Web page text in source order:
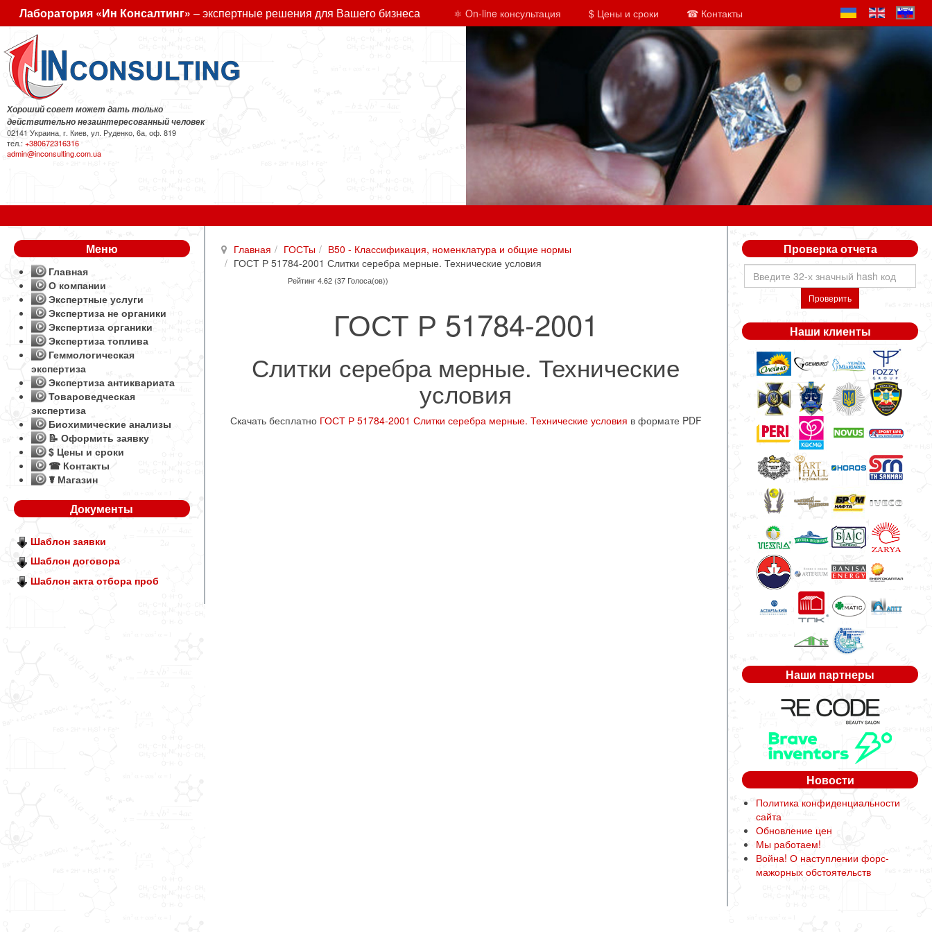
Лаборатория «Ин Консалтинг» – экспертные решения для Вашего бизнеса ⚛ On-line консультация $ Цены и сроки ☎ Контакты
Хороший совет может дать только
действительно незаинтересованный человек
02141 Украина, г. Киев, ул. Руденко, 6а, оф. 819
тел.:+380672316316
admin@inconsulting.com.ua
Главная ГОСТы
В50 - Классификация, номенклатура и общие нормы
ГОСТ Р 51784-2001 Слитки серебра мерные. Технические условия
Рейтинг 4.62 (37 Голоса(ов))
ГОСТ Р 51784-2001
Слитки серебра мерные. Технические
условия
Скачать бесплатно ГОСТ Р 51784-2001 Слитки серебра мерные. Технические условия в формате PDF
Меню
Главная
О компании
Экспертные услуги
Экспертиза не органики
Экспертиза органики
Экспертиза топлива
Геммологическая
экспертиза
Экспертиза антиквариата
Товароведческая
экспертиза
Биохимические анализы
📝 Оформить заявку
$ Цены и сроки
☎ Контакты
☤ Магазин
Документы
Шаблон заявки
Шаблон договора
Шаблон акта отбора проб
Проверка отчета
Проверить
Наши клиенты
Наши партнеры
Новости
Политика конфиденциальности
сайта
Обновление цен
Мы работаем!
Война! О наступлении форс-
мажорных обстоятельств